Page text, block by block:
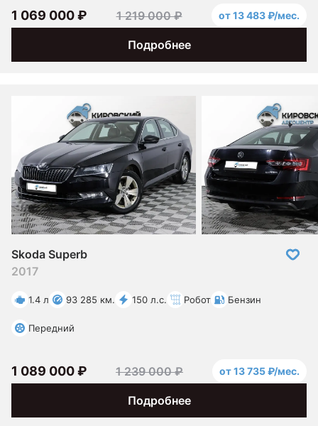
Подробнее
1 069 000 ₽ 1 219 000 ₽ от 13 483 ₽/мес.
Skoda Superb
2017
1.4 л 93 285 км. 150 л.с. Робот Бензин
Передний
Подробнее
1 089 000 ₽ 1 239 000 ₽ от 13 735 ₽/мес.